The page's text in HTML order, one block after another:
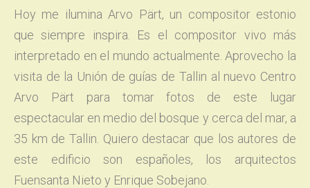
Hoy me ilumina Arvo Pärt, un compositor estonio
que siempre inspira. Es el compositor vivo más
interpretado en el mundo actualmente. Aprovecho la
visita de la Unión de guías de Tallin al nuevo Centro
Arvo Pärt para tomar fotos de este lugar
espectacular en medio del bosque y cerca del mar, a
35 km de Tallin. Quiero destacar que los autores de
este edificio son españoles, los arquitectos
Fuensanta Nieto y Enrique Sobejano.